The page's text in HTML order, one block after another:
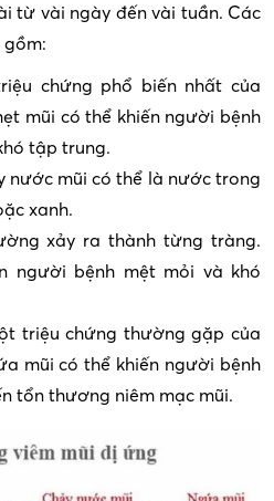
từ vài ngày đến vài tuần. Các
chứng phổ biến nhất của
mũi có thể khiến người bệnh
tập trung.
nước mũi có thể là nước trong
xanh.
xảy ra thành từng tràng.
người bệnh mệt mỏi và khó
triệu chứng thường gặp của
mũi có thể khiến người bệnh
tổn thương niêm mạc mũi.